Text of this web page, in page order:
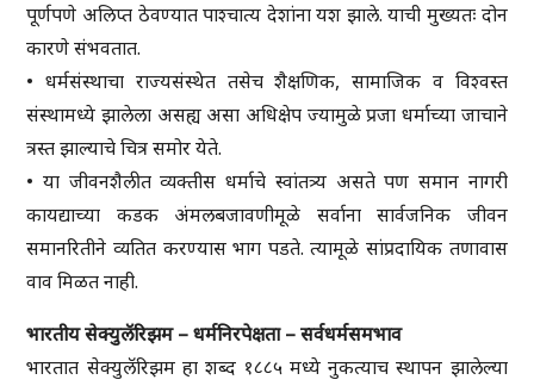
पूर्णपणे अलिप्त ठेवण्यात पाश्चात्य देशांना यश झाले. याची मुख्यतः दोन
कारणे संभवतात.
• धर्मसंस्थाचा राज्यसंस्थेत तसेच शैक्षणिक, सामाजिक व विश्वस्त
संस्थामध्ये झालेला असह्य असा अधिक्षेप ज्यामुळे प्रजा धर्माच्या जाचाने
त्रस्त झाल्याचे चित्र समोर येते.
• या जीवनशैलीत व्यक्तीस धर्माचे स्वांतत्र्य असते पण समान नागरी
कायद्याच्या कडक अंमलबजावणीमूळे सर्वाना सार्वजनिक जीवन
समानरितीने व्यतित करण्यास भाग पडते. त्यामूळे सांप्रदायिक तणावास
वाव मिळत नाही.
भारतीय सेक्युलॅरिझम – धर्मनिरपेक्षता – सर्वधर्मसमभाव
भारतात सेक्युलॅरिझम हा शब्द १८८५ मध्ये नुकत्याच स्थापन झालेल्या